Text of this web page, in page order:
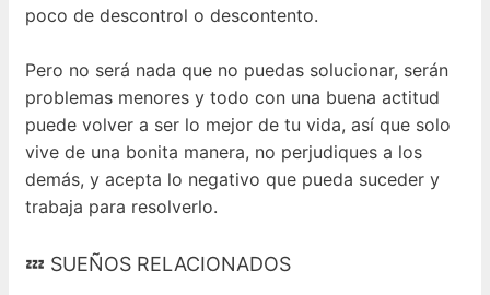
poco de descontrol o descontento.
Pero no será nada que no puedas solucionar, serán
problemas menores y todo con una buena actitud
puede volver a ser lo mejor de tu vida, así que solo
vive de una bonita manera, no perjudiques a los
demás, y acepta lo negativo que pueda suceder y
trabaja para resolverlo.
💤 SUEÑOS RELACIONADOS